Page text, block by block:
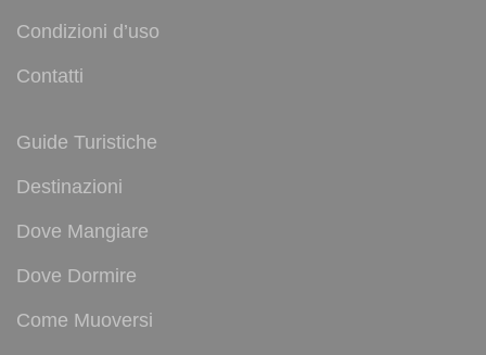
Condizioni d’uso
Contatti
Guide Turistiche
Destinazioni
Dove Mangiare
Dove Dormire
Come Muoversi